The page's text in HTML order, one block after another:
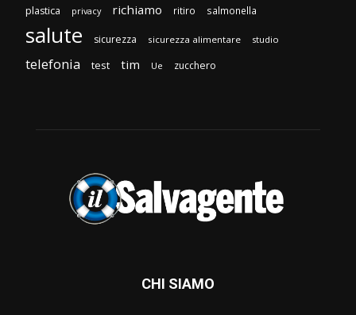
plastica privacy richiamo ritiro salmonella
salute sicurezza sicurezza alimentare studio
telefonia test tim Ue zucchero
CHI SIAMO